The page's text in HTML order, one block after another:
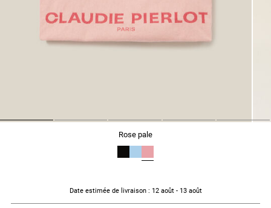
rose pale
Date estimée de livraison: 12 août - 13 août